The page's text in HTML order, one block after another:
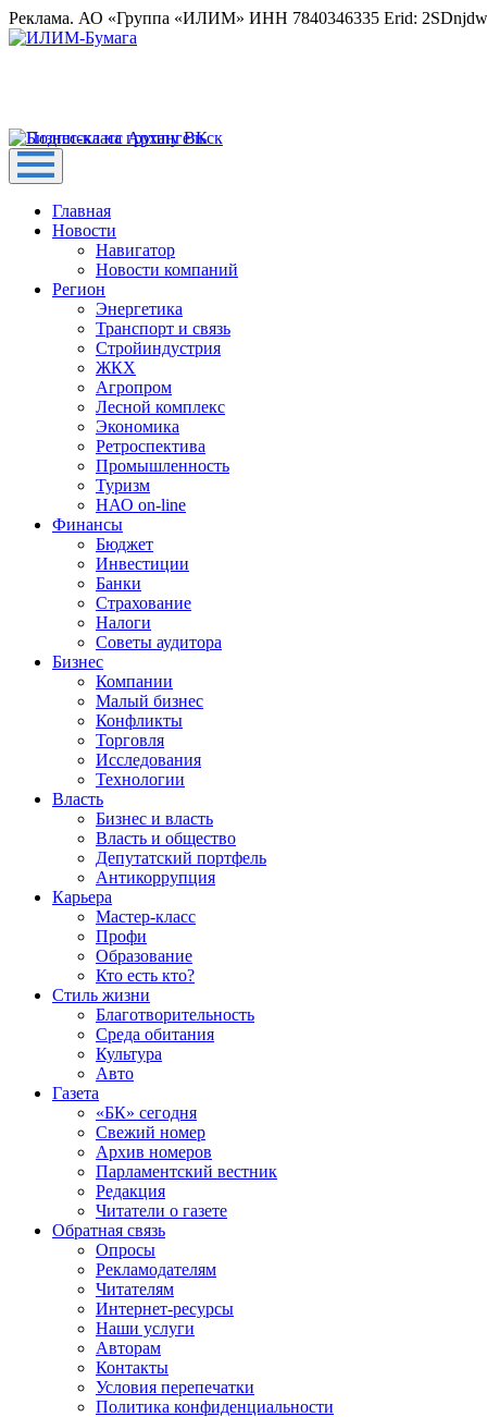
Реклама. АО «Группа «ИЛИМ» ИНН 7840346335 Erid:
Главная
Новости
Навигатор
Новости компаний
Регион
Энергетика
Транспорт и связь
Стройиндустрия
ЖКХ
Агропром
Лесной комплекс
Экономика
Ретроспектива
Промышленность
Туризм
НАО on-line
Финансы
Бюджет
Инвестиции
Банки
Страхование
Налоги
Советы аудитора
Бизнес
Компании
Малый бизнес
Конфликты
Торговля
Исследования
Технологии
Власть
Бизнес и власть
Власть и общество
Депутатский портфель
Антикоррупция
Карьера
Мастер-класс
Профи
Образование
Кто есть кто?
Стиль жизни
Благотворительность
Среда обитания
Культура
Авто
Газета
«БК» сегодня
Свежий номер
Архив номеров
Парламентский вестник
Редакция
Читатели о газете
Обратная связь
Опросы
Рекламодателям
Читателям
Интернет-ресурсы
Наши услуги
Авторам
Контакты
Условия перепечатки
Политика конфиденциальности